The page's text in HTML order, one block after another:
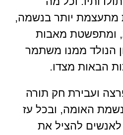
יותר בנשמה,
ומתפשטת מאבות
הנולד ממנו משתמר
הבאות מצדו.
ועבירת חק תורה
האומה, ובכל עז
לאנשים להציל את